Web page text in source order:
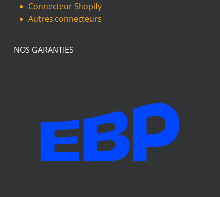
Connecteur Shopify
Autres connecteurs
NOS GARANTIES